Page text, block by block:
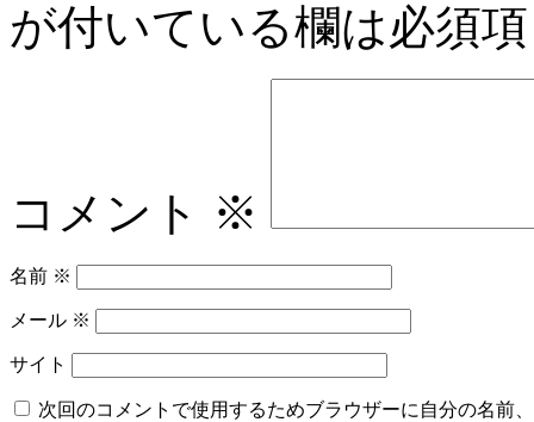
が付いている欄は必須
コメント ※
名前 ※
メール ※
サイト
次回のコメントで使用するためブラウザーに自分の名前